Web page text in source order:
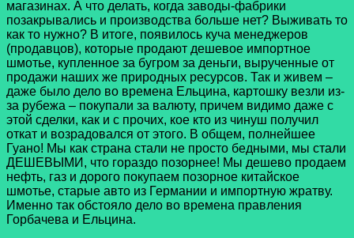
магазинах. А что делать, когда заводы-фабрики
позакрывались и производства больше нет? Выживать то
как то нужно? В итоге, появилось куча менеджеров
(продавцов), которые продают дешевое импортное
шмотье, купленное за бугром за деньги, вырученные от
продажи наших же природных ресурсов. Так и живем –
даже было дело во времена Ельцина, картошку везли из-
за рубежа – покупали за валюту, причем видимо даже с
этой сделки, как и с прочих, кое кто из чинуш получил
откат и возрадовался от этого. В общем, полнейшее
Гуано! Мы как страна стали не просто бедными, мы стали
ДЕШЕВЫМИ, что гораздо позорнее! Мы дешево продаем
нефть, газ и дорого покупаем позорное китайское
шмотье, старые авто из Германии и импортную жратву.
Именно так обстояло дело во времена правления
Горбачева и Ельцина.